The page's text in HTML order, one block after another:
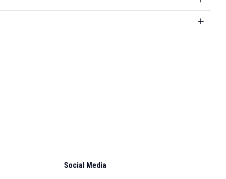
Social Media